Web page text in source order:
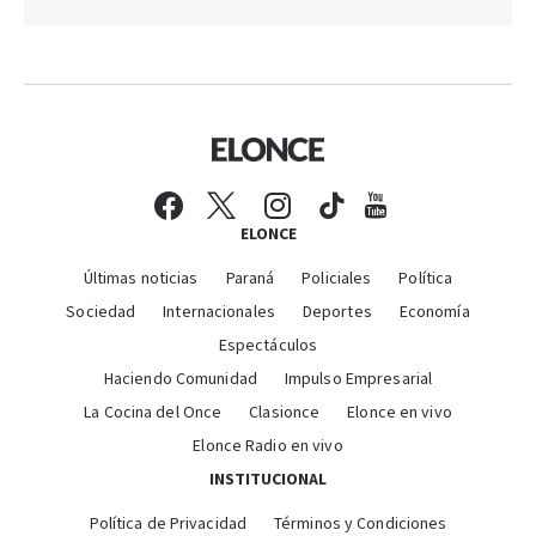
ELONCE
Últimas noticias Paraná Policiales
Política
Sociedad
Internacionales Deportes
Economía
Espectáculos
Haciendo Comunidad
Impulso Empresarial
La Cocina del Once
Clasionce
Elonce en vivo
Elonce Radio en vivo
INSTITUCIONAL
Política de Privacidad Términos y Condiciones